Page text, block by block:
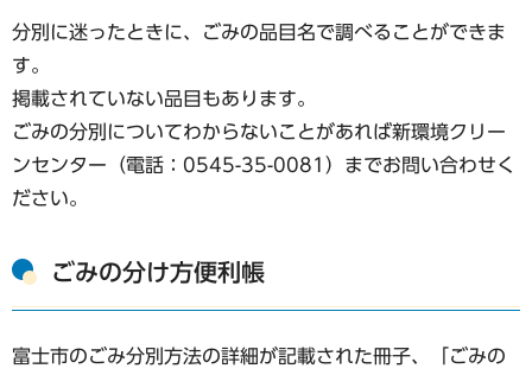
分別に迷ったときに、ごみの品目名で調べることができま
す。
掲載されていない品目もあります。
ごみの分別についてわからないことがあれば新環境クリー
ンセンター（電話：0545-35-0081）までお問い合わせく
ださい。
ごみの分け方便利帳
富士市のごみ分別方法の詳細が記載された冊子、「ごみの